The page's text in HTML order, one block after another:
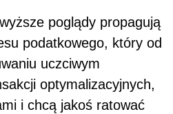
poglądy propagują
podatkowego, który od
uczciwym
optymalizacyjnych,
i chcą jakoś ratować